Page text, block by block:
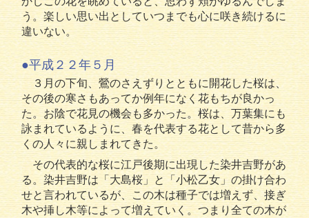
う。楽しい思い出としていつまでも心に咲き続けるに
違いない。
●平成２２年５月
３月の下旬、鶯のさえずりとともに開花した桜は、
その後の寒さもあってか例年になく花もちが良かっ
た。お陰で花見の機会も多かった。桜は、万葉集にも
詠まれているように、春を代表する花として昔から多
くの人々に親しまれてきた。
その代表的な桜に江戸後期に出現した染井吉野があ
る。染井吉野は「大島桜」と「小松乙女」の掛け合わ
せと言われているが、この木は種子では増えず、接ぎ
木や挿し木等によって増えていく。つまり全ての木が